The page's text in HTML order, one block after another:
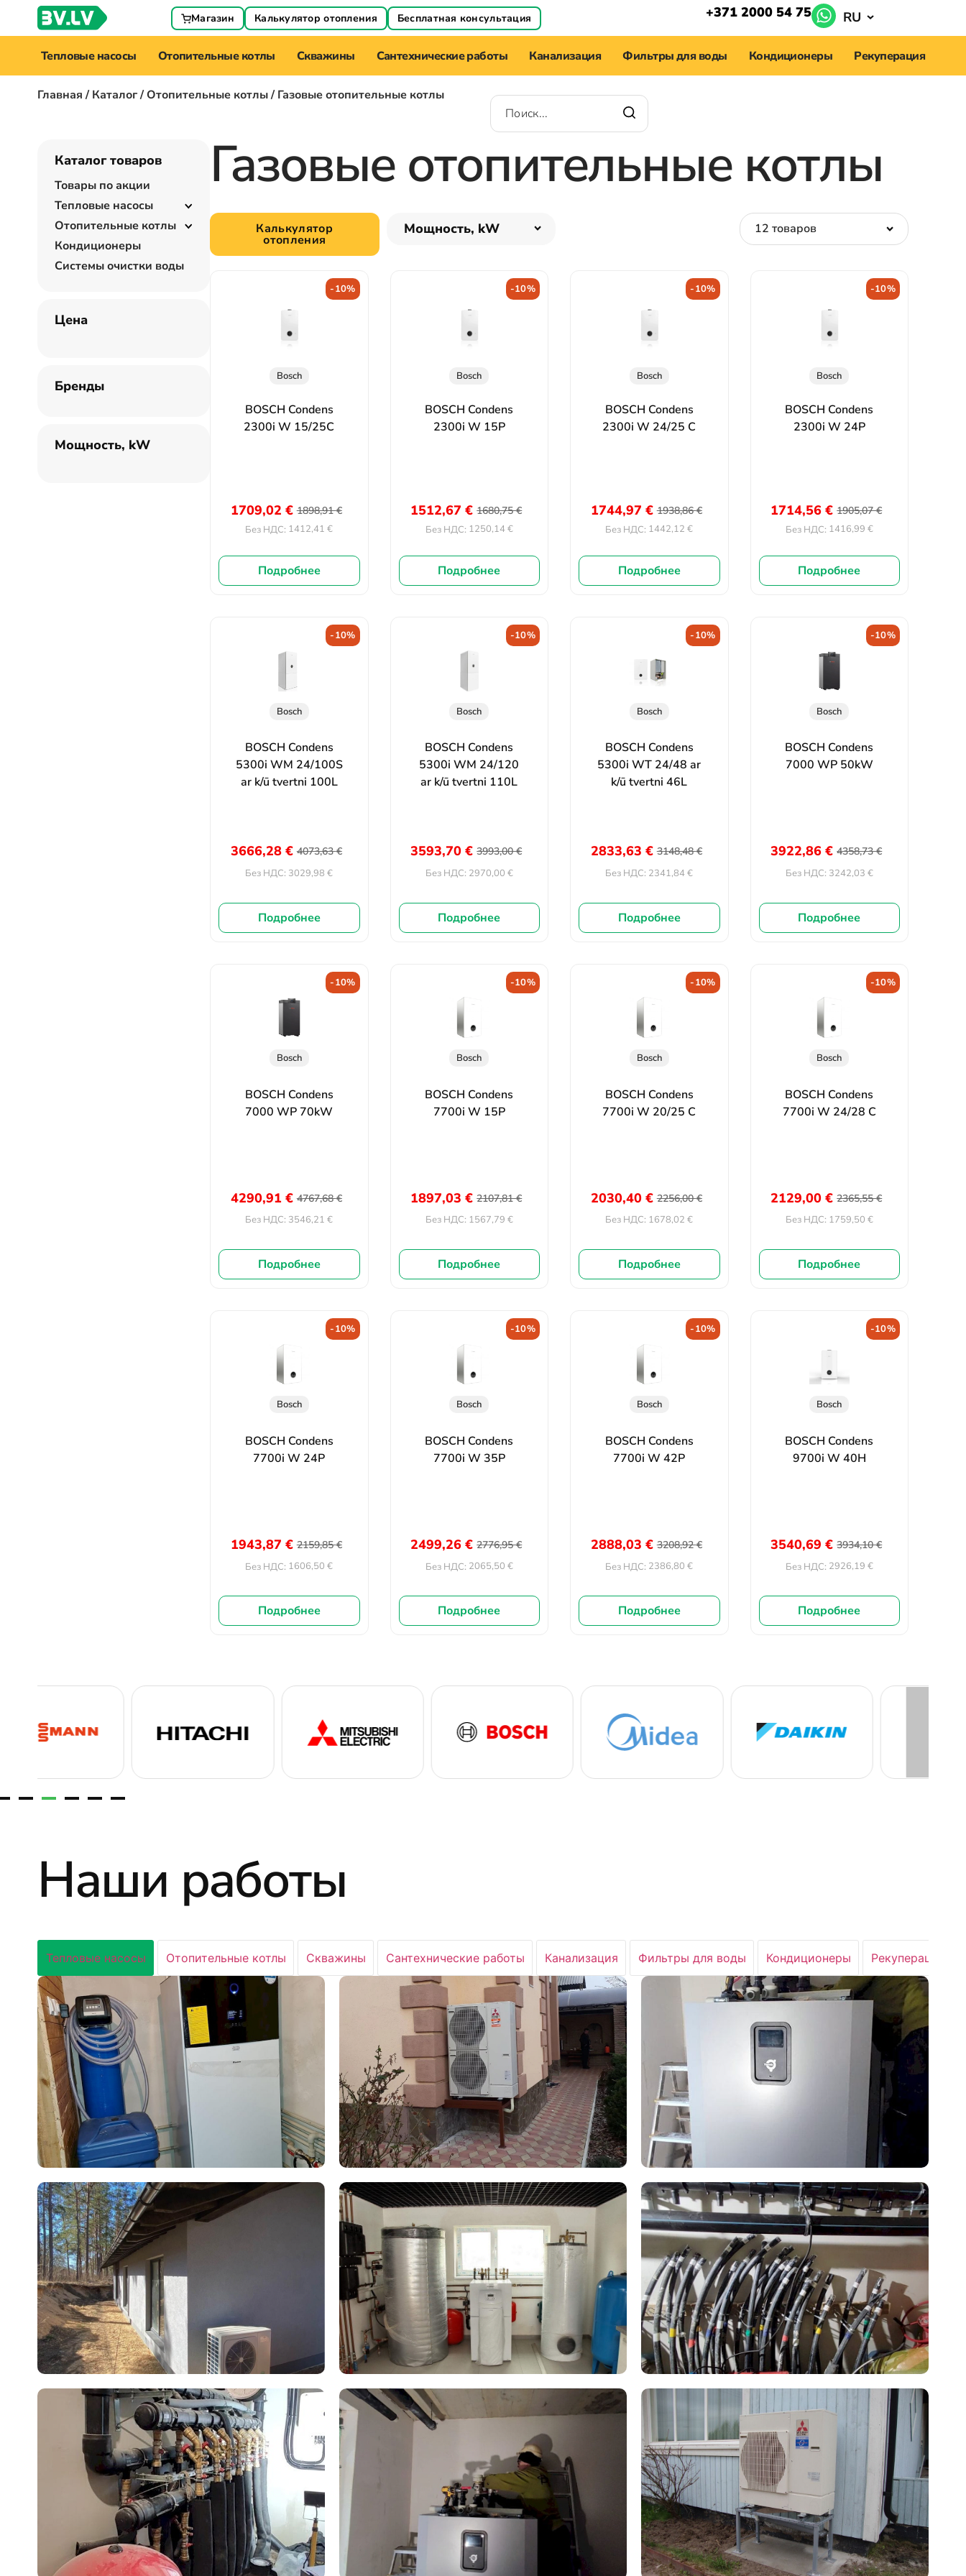
Магазин Калькулятор отопления Бесплатная консультация +371 2000 54 75 RU
Тепловые насосы Отопительные котлы Скважины Сантехнические работы Канализация Фильтры для воды Кондиционеры Рекуперация
Главная/Каталог/Отопительные котлы/ Газовые отопительные котлы
Каталог товаров
Товары по акции
Тепловые насосы
Отопительные котлы
Кондиционеры
Системы очистки воды
Цена
Бренды
Мощность, kW
Газовые отопительные котлы
Калькулятор
отопления
Мощность, kW
-10%
Bosch
BOSCH Condens
2300i W 15/25C
1898,91€
1709,02 €
Без НДС: 1412,41€
Подробнее
-10%
Bosch
BOSCH Condens
2300i W 15P
1680,75€
1512,67€
Без НДС: 1250,14€
Подробнее
-10%
Bosch
BOSCH Condens
2300i W 24/25 C
1938,86€
1744,97 €
Без НДС: 1442,12€
Подробнее
-10%
Bosch
BOSCH Condens
2300i W 24P
1905,07€
1714,56€
Без НДС: 1416,99 €
Подробнее
-10%
Bosch
BOSCH Condens
5300i WM 24/100S
ar k/ū tvertni 100L
4073,63€
3666,28 €
Без НДС: 3029,98€
Подробнее
-10%
Bosch
BOSCH Condens
5300i WM 24/120
ar k/ū tvertni 110L
3993,00€
3593,70€
Без НДС: 2970,00 €
Подробнее
-10%
Bosch
BOSCH Condens
5300i WT 24/48 ar
k/ū tvertni 46L
3148,48€
2833,63 €
Без НДС: 2341,84€
Подробнее
-10%
Bosch
BOSCH Condens
7000 WP 50kW
4358,73€
3922,86€
Без НДС: 3242,03 €
Подробнее
-10%
Bosch
BOSCH Condens
7000 WP 70kW
4767,68€
4290,91 €
Без НДС: 3546,21€
Подробнее
-10%
Bosch
BOSCH Condens
7700i W 15P
2107,81€
1897,03€
Без НДС: 1567,79 €
Подробнее
-10%
Bosch
BOSCH Condens
7700i W 20/25 C
2256,00€
2030,40 €
Без НДС: 1678,02€
Подробнее
-10%
Bosch
BOSCH Condens
7700i W 24/28 C
2365,55€
2129,00€
Без НДС: 1759,50 €
Подробнее
-10%
Bosch
BOSCH Condens
7700i W 24P
2159,85€
1943,87 €
Без НДС: 1606,50€
Подробнее
-10%
Bosch
BOSCH Condens
7700i W 35P
2776,95€
2499,26€
Без НДС: 2065,50 €
Подробнее
-10%
Bosch
BOSCH Condens
7700i W 42P
3208,92€
2888,03 €
Без НДС: 2386,80€
Подробнее
-10%
Bosch
BOSCH Condens
9700i W 40H
3934,10€
3540,69€
Без НДС: 2926,19 €
Подробнее
Наши работы
Тепловые насосы Отопительные котлы Скважины Сантехнические работы Канализация Фильтры для воды Кондиционеры Рекуперация